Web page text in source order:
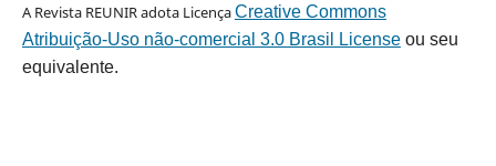
A Revista REUNIR adota LicençaCreative Commons
Atribuição-Uso não-comercial 3.0 Brasil Licenseou seu
equivalente.